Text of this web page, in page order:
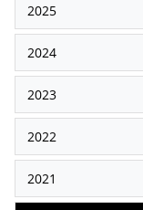
2025
2024
2023
2022
2021